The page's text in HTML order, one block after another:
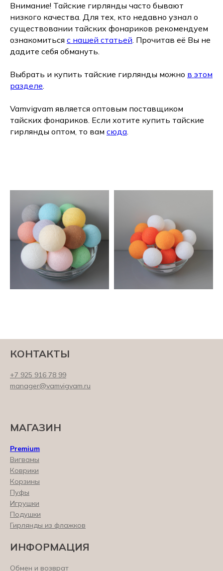
Внимание! Тайские гирлянды часто бывают
низкого качества. Для тех, кто недавно узнал о
существовании тайских фонариков рекомендуем
ознакомиться с нашей статьей. Прочитав её Вы не
дадите себя обмануть.
Выбрать и купить тайские гирлянды можно в этом
разделе.
Vamvigvam является оптовым поставщиком
тайских фонариков. Если хотите купить тайские
гирлянды оптом, то вам сюда.
КОНТАКТЫ
+7 925 916 78 99
manager@vamvigvam.ru
МАГАЗИН
Premium
Вигвамы
Коврики
Корзины
Пуфы
Игрушки
Подушки
Гирлянды из флажков
ИНФОРМАЦИЯ
Обмен и возврат